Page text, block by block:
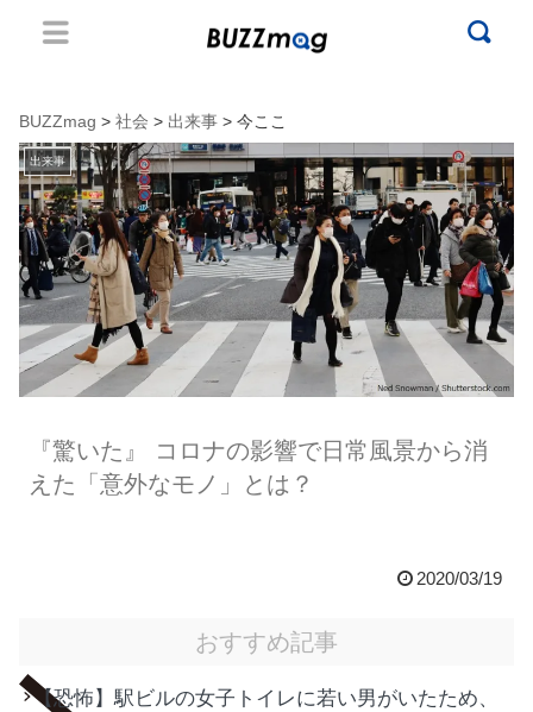
BUZZmag > 社会 > 出来事 > 今ここ
出来事
『驚いた』 コロナの影響で日常風景から消
えた「意外なモノ」とは？
2020/03/19
おすすめ記事
【恐怖】駅ビルの女子トイレに若い男がいたため、